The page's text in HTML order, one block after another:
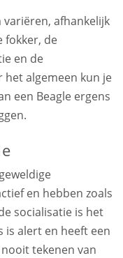
variëren, afhankelijk
fokker, de
en de
het algemeen kun je
een Beagle ergens
en hebben zoals
socialisatie is het
is alert en heeft een
tekenen van